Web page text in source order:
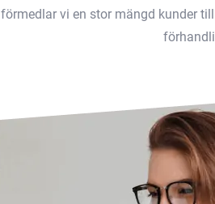
förmedlar vi en stor mängd kunder